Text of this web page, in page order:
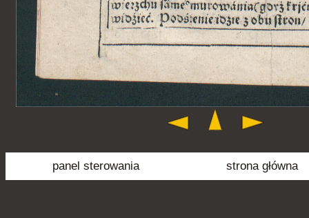
panel sterowania strona główna